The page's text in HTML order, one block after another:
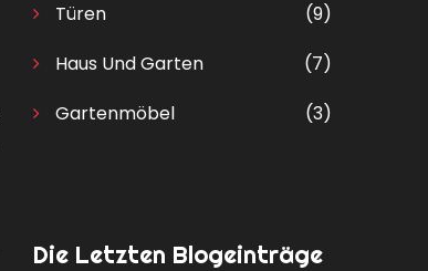
Türen
(9)
Haus Und Garten
(7)
Gartenmöbel
(3)
Die Letzten Blogeinträge